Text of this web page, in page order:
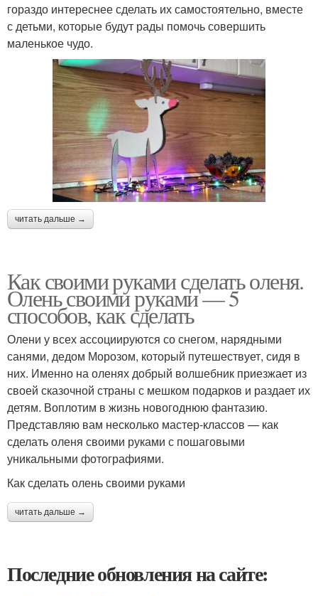
гораздо интереснее сделать их самостоятельно, вместе
с детьми, которые будут рады помочь совершить
маленькое чудо.
читать дальше →
Как своими руками сделать оленя.
Олень своими руками — 5
способов, как сделать
Олени у всех ассоциируются со снегом, нарядными
санями, дедом Морозом, который путешествует, сидя в
них. Именно на оленях добрый волшебник приезжает из
своей сказочной страны с мешком подарков и раздает их
детям. Воплотим в жизнь новогоднюю фантазию.
Представляю вам несколько мастер-классов — как
сделать оленя своими руками с пошаговыми
уникальными фотографиями.
Как сделать олень своими руками
читать дальше →
Последние обновления на сайте: